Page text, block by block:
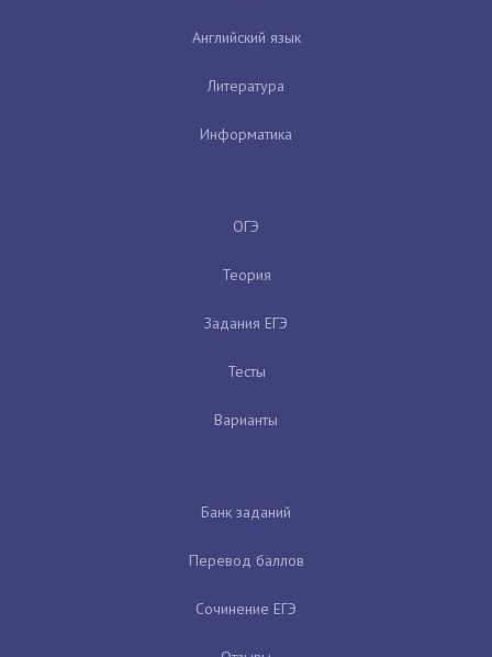
Английский язык
Литература
Информатика
ОГЭ
Теория
Задания ЕГЭ
Тесты
Варианты
Банк заданий
Перевод баллов
Сочинение ЕГЭ